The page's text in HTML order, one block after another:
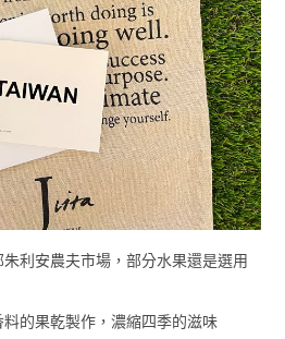
利安農夫市場，部分水果還是選用
的果乾製作，濃縮四季的滋味